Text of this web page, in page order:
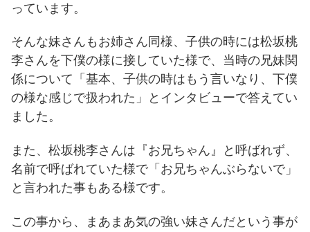
っています。
そんな妹さんもお姉さん同様、子供の時には松坂桃
李さんを下僕の様に接していた様で、当時の兄妹関
係について「基本、子供の時はもう言いなり、下僕
の様な感じで扱われた」とインタビューで答えてい
ました。
また、松坂桃李さんは『お兄ちゃん』と呼ばれず、
名前で呼ばれていた様で「お兄ちゃんぶらないで」
と言われた事もある様です。
この事から、まあまあ気の強い妹さんだという事が